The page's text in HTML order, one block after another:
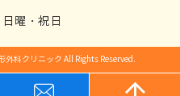
曜・祝日
外科クリニック All Rights Reserved.